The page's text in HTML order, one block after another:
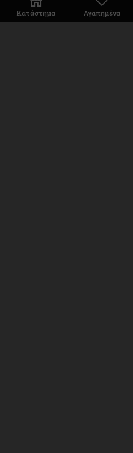
Κατάστημα Αγαπημένα